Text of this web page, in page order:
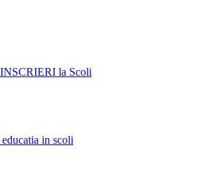
la Scoli
in scoli